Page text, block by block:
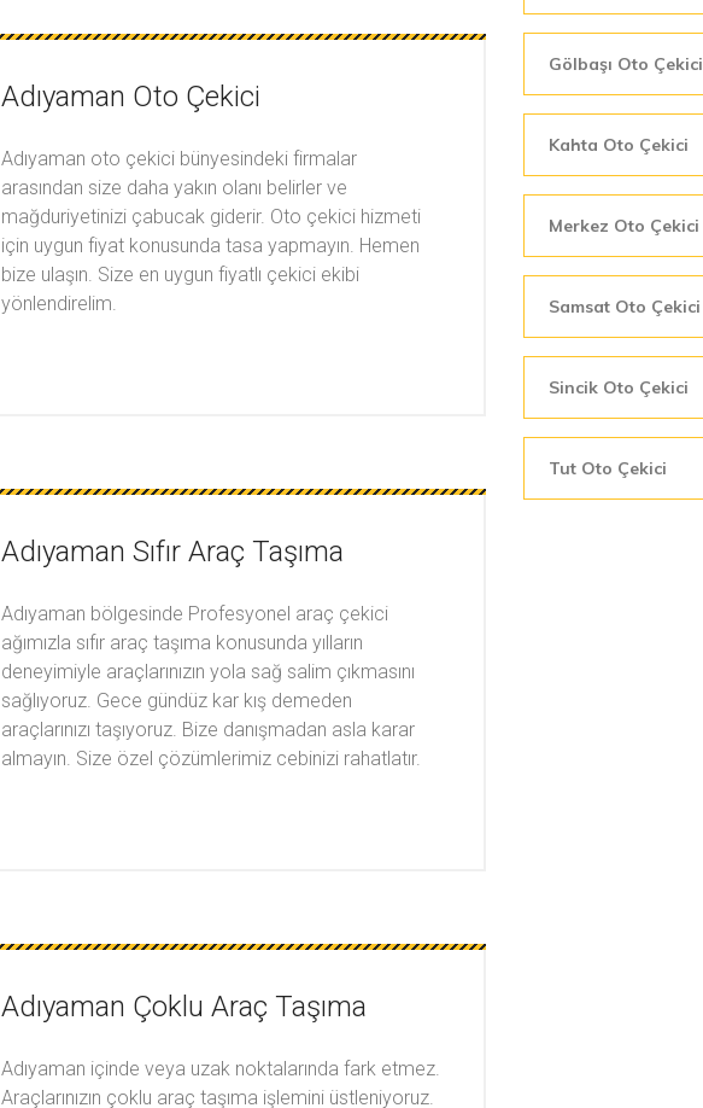
Adıyaman Oto Çekici
Adıyaman oto çekici bünyesindeki firmalar
arasından size daha yakın olanı belirler ve
mağduriyetinizi çabucak giderir. Oto çekici hizmeti
için uygun fiyat konusunda tasa yapmayın. Hemen
bize ulaşın. Size en uygun fiyatlı çekici ekibi
yönlendirelim.
Adıyaman Sıfır Araç Taşıma
Adıyaman bölgesinde Profesyonel araç çekici
ağımızla sıfır araç taşıma konusunda yılların
deneyimiyle araçlarınızın yola sağ salim çıkmasını
sağlıyoruz. Gece gündüz kar kış demeden
araçlarınızı taşıyoruz. Bize danışmadan asla karar
almayın. Size özel çözümlerimiz cebinizi rahatlatır.
Adıyaman Çoklu Araç Taşıma
Adıyaman içinde veya uzak noktalarında fark etmez.
Araçlarınızın çoklu araç taşıma işlemini üstleniyoruz.
Gölbaşı Oto Çekici
Kahta Oto Çekici
Merkez Oto Çekici
Samsat Oto Çekici
Sincik Oto Çekici
Tut Oto Çekici